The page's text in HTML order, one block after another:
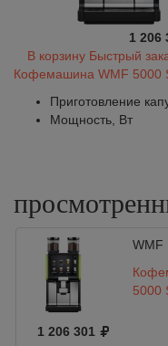
1 206
В корзину Быстрый
Кофемашина WMF 5000
Приготовление
Мощность, Вт
WMF
5000
1 206 301